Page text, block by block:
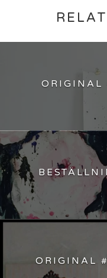
ORIGINAL